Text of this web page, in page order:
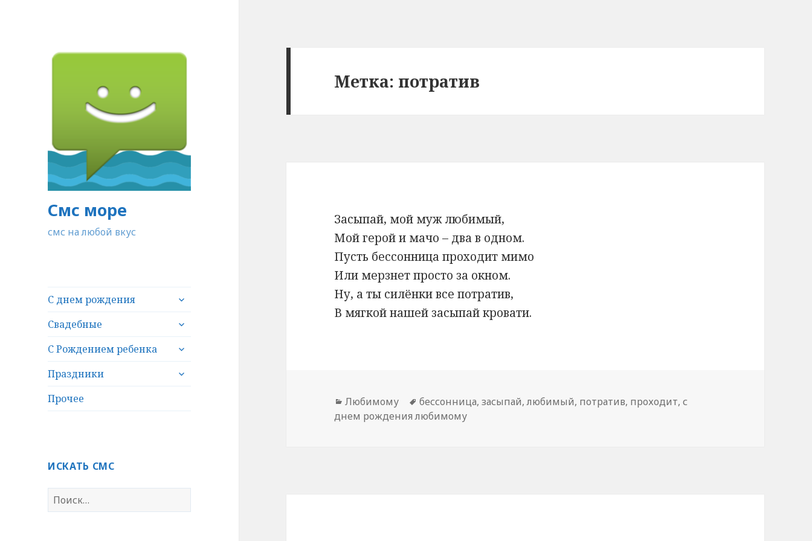
Смс море
смс на любой вкус
С днем рождения
раскрыть
меню
Свадебные
раскрыть
меню
С Рождением ребенка
раскрыть
меню
Праздники
раскрыть
Прочее
ИСКАТЬ СМС
Н
а
Метка: потратив
Засыпай, мой муж любимый,
Мой герой и мачо – два в одном.
Пусть бессонница проходит мимо
Или мерзнет просто за окном.
Ну, а ты силёнки все потратив,
В мягкой нашей засыпай кровати.
Рубрики
Любимому Метки
бессонница,засыпай,любимый, потратив, проходит,с
днем рождения любимому